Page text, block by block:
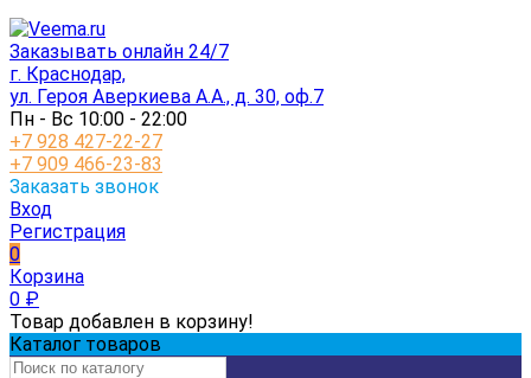
Заказывать онлайн 24/7
г. Краснодар,
ул. Героя Аверкиева А.А., д. 30, оф.7
Пн - Вс 10:00 - 22:00
+7 928 427-22-27
+7 909 466-23-83
Заказать звонок
Вход
Регистрация
0
Корзина
0 ₽
Товар добавлен в корзину!
Каталог товаров